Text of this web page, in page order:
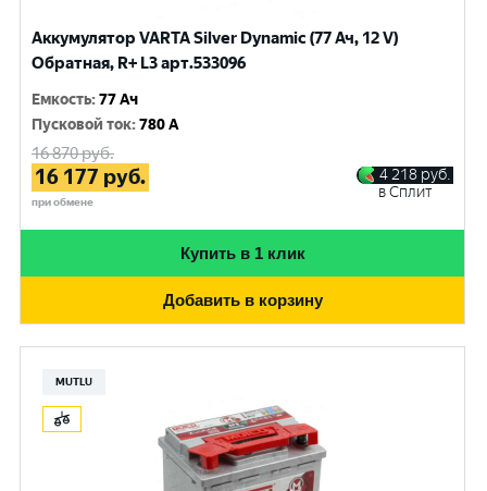
Аккумулятор VARTA Silver Dynamic (77 Ач, 12 V)
Обратная, R+ L3 арт.533096
Емкость:77 Ач
Пусковой ток:780 A
16 870руб.
16 177 руб.
при обмене
4 218 руб.
в Сплит
Купить в 1 клик
Добавить в корзину
MUTLU